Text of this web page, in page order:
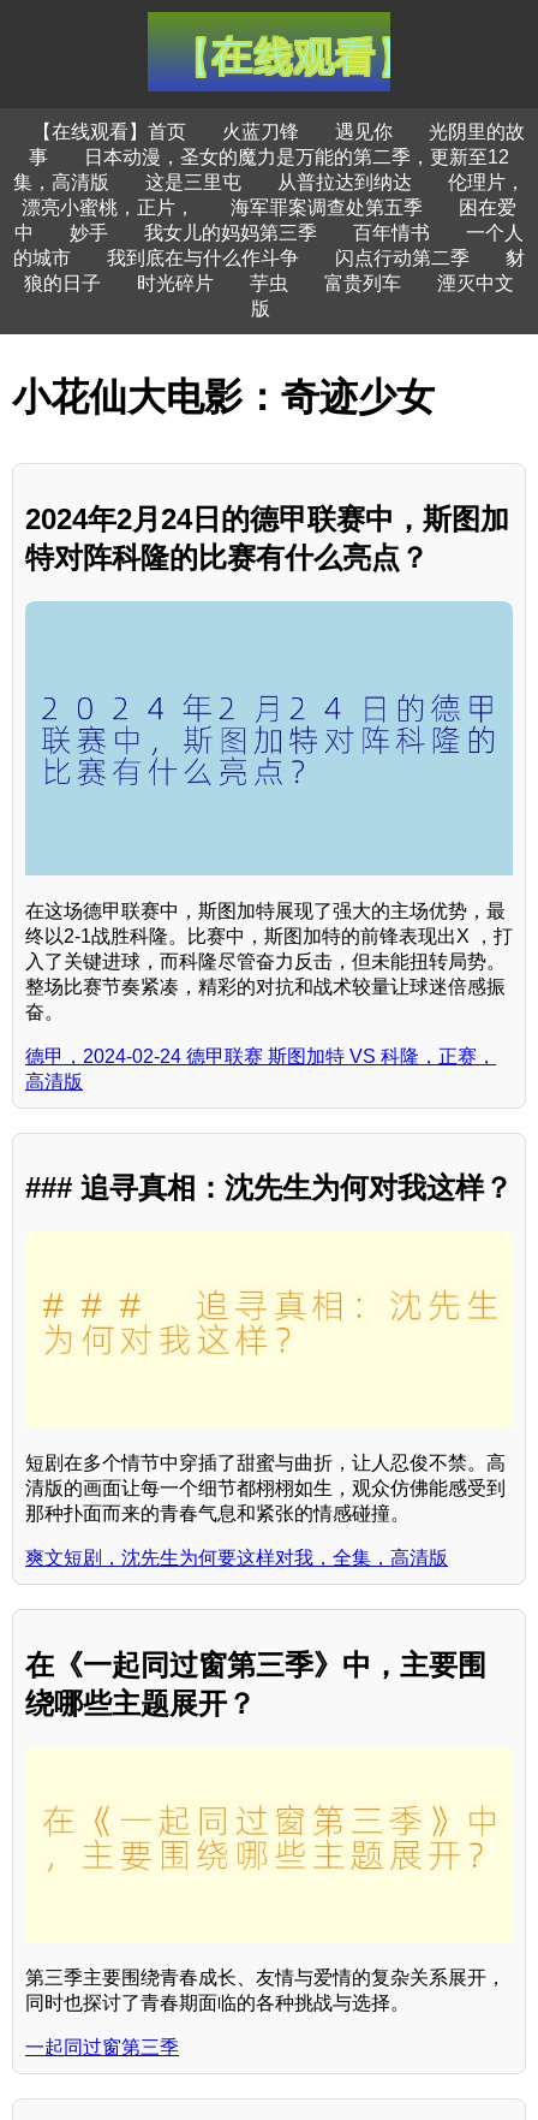
【在线观看】首页 火蓝刀锋 遇见你
光阴里的故
事
日本动漫，圣女的魔力是万能的第二季，更新至12
集，高清版
这是三里屯 从普拉达到纳达
伦理片，
漂亮小蜜桃，正片，
海军罪案调查处第五季
困在爱
中
妙手 我女儿的妈妈第三季 百年情书
一个人
的城市
我到底在与什么作斗争 闪点行动第二季
豺
狼的日子
时光碎片 芋虫 富贵列车
湮灭中文
版
小花仙大电影：奇迹少女
2024年2月24日的德甲联赛中，斯图加
特对阵科隆的比赛有什么亮点？
在这场德甲联赛中，斯图加特展现了强大的主场优势，最
终以2-1战胜科隆。比赛中，斯图加特的前锋表现出X ，打
入了关键进球，而科隆尽管奋力反击，但未能扭转局势。
整场比赛节奏紧凑，精彩的对抗和战术较量让球迷倍感振
奋。
德甲，2024-02-24 德甲联赛 斯图加特 VS 科隆，正赛，
高清版
### 追寻真相：沈先生为何对我这样？
短剧在多个情节中穿插了甜蜜与曲折，让人忍俊不禁。高
清版的画面让每一个细节都栩栩如生，观众仿佛能感受到
那种扑面而来的青春气息和紧张的情感碰撞。
爽文短剧，沈先生为何要这样对我，全集，高清版
在《一起同过窗第三季》中，主要围
绕哪些主题展开？
第三季主要围绕青春成长、友情与爱情的复杂关系展开，
同时也探讨了青春期面临的各种挑战与选择。
一起同过窗第三季